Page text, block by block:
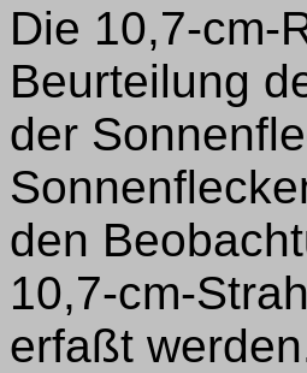
Die 10,7-cm-
Beurteilung
der
den
10,7-cm-
erfaßt